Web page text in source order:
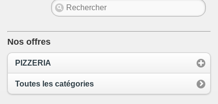
Nos offres
PIZZERIA
Toutes les catégories